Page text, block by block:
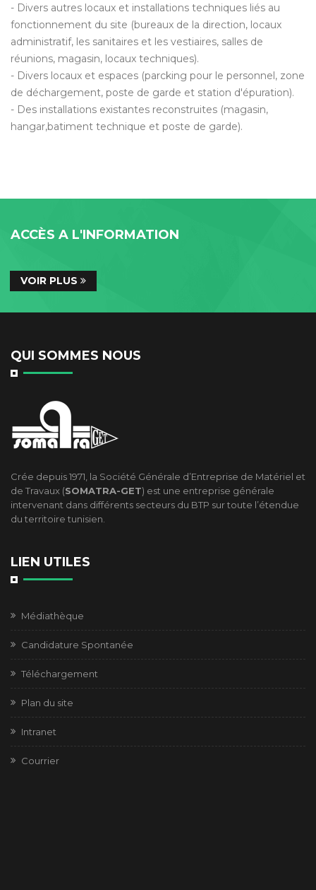
- Divers autres locaux et installations techniques liés au
fonctionnement du site (bureaux de la direction, locaux
administratif, les sanitaires et les vestiaires, salles de
réunions, magasin, locaux techniques).
- Divers locaux et espaces (parcking pour le personnel, zone
de déchargement, poste de garde et station d'épuration).
- Des installations existantes reconstruites (magasin,
hangar,batiment technique et poste de garde).
ACCÈS A L'INFORMATION
VOIR PLUS
QUI SOMMES NOUS
Crée depuis 1971, la Société Générale d’Entreprise de Matériel et
de Travaux (SOMATRA-GET) est une entreprise générale
intervenant dans différents secteurs du BTP sur toute l’étendue
du territoire tunisien.
LIEN UTILES
Médiathèque
Candidature Spontanée
Téléchargement
Plan du site
Intranet
Courrier